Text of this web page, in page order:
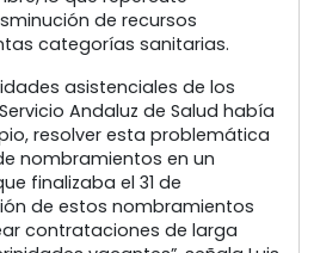
de recursos
categorías sanitarias.
asistenciales de los
Andaluz de Salud había
resolver esta problemática
nombramientos en un
finalizaba el 31 de
de estos nombramientos
contrataciones de larga